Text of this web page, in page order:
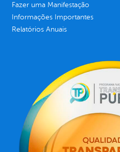
Fazer uma Manifestação
Informações Importantes
Relatórios Anuais